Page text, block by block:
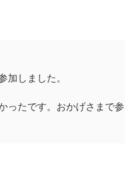
加しました。
ったです。おかげさまで参